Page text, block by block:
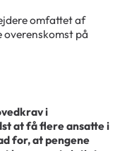
omfattet af
på
i
at få flere ansatte i
for, at pengene